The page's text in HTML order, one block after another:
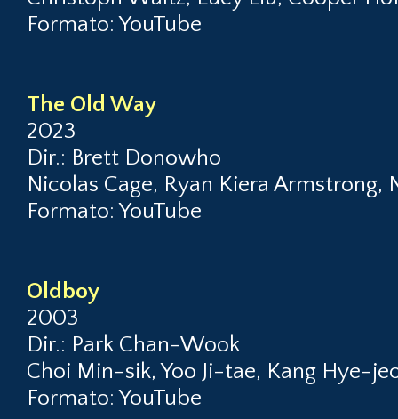
Formato: YouTube
The Old Way
2023
Dir.: Brett Donowho
Nicolas Cage, Ryan Kiera Armstrong,
Formato: YouTube
Oldboy
2003
Dir.: Park Chan-Wook
Choi Min-sik, Yoo Ji-tae, Kang Hye-
Formato: YouTube